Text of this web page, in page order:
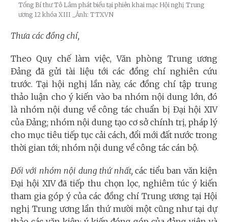
Tổng Bí thư Tô Lâm phát biểu tại phiên khai mạc Hội nghị Trung
ương 12 khóa XIII
_Ảnh: TTXVN
Thưa các đồng chí,
Theo Quy chế làm việc, Văn phòng Trung ương
Đảng đã gửi tài liệu tới các đồng chí nghiên cứu
trước. Tại hội nghị lần này, các đồng chí tập trung
thảo luận cho ý kiến vào ba nhóm nội dung lớn, đó
là nhóm nội dung về công tác chuẩn bị Đại hội XIV
của Đảng; nhóm nội dung tạo cơ sở chính trị, pháp lý
cho mục tiêu tiếp tục cải cách, đổi mới đất nước trong
thời gian tới; nhóm nội dung về công tác cán bộ.
Đối với nhóm nội dung thứ nhất,các tiểu ban văn kiện
Đại hội XIV đã tiếp thu chọn lọc, nghiêm túc ý kiến
tham gia góp ý của các đồng chí Trung ương tại Hội
nghị Trung ương lần thứ mười một cũng như tại dự